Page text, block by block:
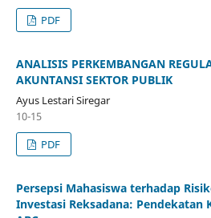
PDF
ANALISIS PERKEMBANGAN
AKUNTANSI SEKTOR PUBLIK
Ayus Lestari Siregar
10-15
PDF
Persepsi Mahasiswa terhadap
Investasi Reksadana: Pendekatan